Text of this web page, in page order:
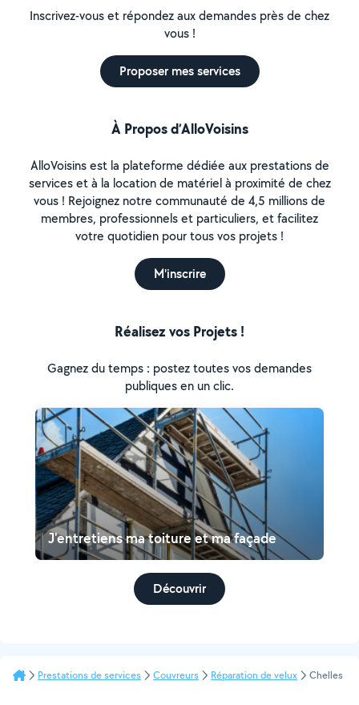
Inscrivez-vous et répondez aux demandes près de chez
vous !
Proposer mes services
À Propos d’AlloVoisins
AlloVoisins est la plateforme dédiée aux prestations de
services et à la location de matériel à proximité de chez
vous ! Rejoignez notre communauté de 4,5 millions de
membres, professionnels et particuliers, et facilitez
votre quotidien pour tous vos projets !
M'inscrire
Réalisez vos Projets !
Gagnez du temps : postez toutes vos demandes
publiques en un clic.
J'entretiens ma toiture et ma façade
Découvrir
Prestations de services Couvreurs Réparation de velux Chelles